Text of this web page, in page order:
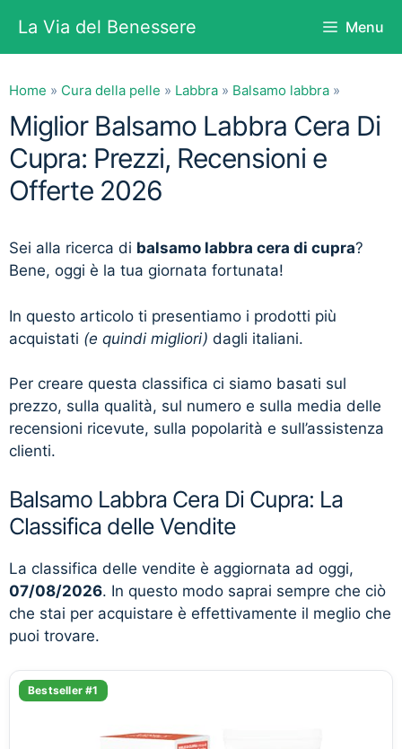
contenuto
La Via del Benessere Menu
Home » Cura della pelle » Labbra » Balsamo labbra »
Miglior Balsamo Labbra Cera Di
Cupra: Prezzi, Recensioni e
Offerte 2026
Sei alla ricerca di balsamo labbra cera di cupra?
Bene, oggi è la tua giornata fortunata!
In questo articolo ti presentiamo i prodotti più
acquistati (e quindi migliori) dagli italiani.
Per creare questa classifica ci siamo basati sul
prezzo, sulla qualità, sul numero e sulla media delle
recensioni ricevute, sulla popolarità e sull’assistenza
clienti.
Balsamo Labbra Cera Di Cupra: La
Classifica delle Vendite
La classifica delle vendite è aggiornata ad oggi,
07/08/2026. In questo modo saprai sempre che ciò
che stai per acquistare è effettivamente il meglio che
puoi trovare.
Bestseller #1